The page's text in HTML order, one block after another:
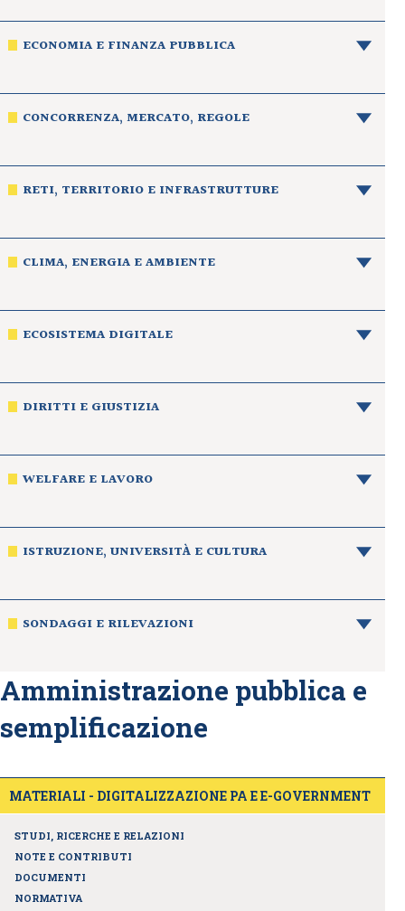
ECONOMIA E FINANZA PUBBLICA
CONCORRENZA, MERCATO, REGOLE
RETI, TERRITORIO E INFRASTRUTTURE
CLIMA, ENERGIA E AMBIENTE
ECOSISTEMA DIGITALE
DIRITTI E GIUSTIZIA
WELFARE E LAVORO
ISTRUZIONE, UNIVERSITÀ E CULTURA
SONDAGGI E RILEVAZIONI
Amministrazione pubblica e
semplificazione
MATERIALI - DIGITALIZZAZIONE PA E E-GOVERNMENT
STUDI, RICERCHE E RELAZIONI
NOTE E CONTRIBUTI
DOCUMENTI
NORMATIVA